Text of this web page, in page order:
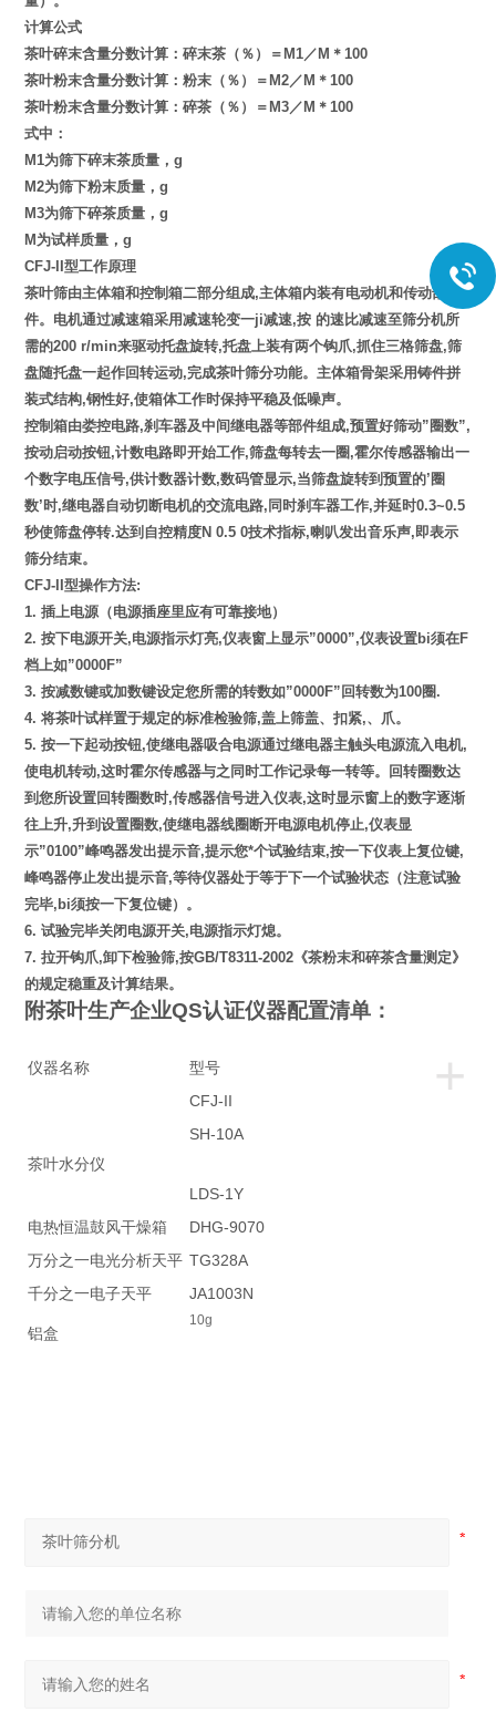
计算公式
茶叶碎末含量分数计算：碎末茶（％）＝M1／M＊100
茶叶粉末含量分数计算：粉末（％）＝M2／M＊100
茶叶粉末含量分数计算：碎茶（％）＝M3／M＊100
式中：
M1为筛下碎末茶质量，g
M2为筛下粉末质量，g
M3为筛下碎茶质量，g
M为试样质量，g
CFJ-II型工作原理
茶叶筛由主体箱和控制箱二部分组成,主体箱内装有电动机和传动部
件。电机通过减速箱采用减速轮变一ji减速,按 的速比减速至筛分机所
需的200 r/min来驱动托盘旋转,托盘上装有两个钩爪,抓住三格筛盘,筛
盘随托盘一起作回转运动,完成茶叶筛分功能。主体箱骨架采用铸件拼
装式结构,钢性好,使箱体工作时保持平稳及低噪声。
控制箱由娄控电路,刹车器及中间继电器等部件组成,预置好筛动”圈数”,
按动启动按钮,计数电路即开始工作,筛盘每转去一圈,霍尔传感器输出一
个数字电压信号,供计数器计数,数码管显示,当筛盘旋转到预置的’圈
数’时,继电器自动切断电机的交流电路,同时刹车器工作,并延时0.3~0.5
秒使筛盘停转.达到自控精度N 0.5 0技术指标,喇叭发出音乐声,即表示
筛分结束。
CFJ-II型操作方法:
1. 插上电源（电源插座里应有可靠接地）
2. 按下电源开关,电源指示灯亮,仪表窗上显示”0000”,仪表设置bi须在F
档上如”0000F”
3. 按减数键或加数键设定您所需的转数如”0000F”回转数为100圈.
4. 将茶叶试样置于规定的标准检验筛,盖上筛盖、扣紧,、爪。
5. 按一下起动按钮,使继电器吸合电源通过继电器主触头电源流入电机,
使电机转动,这时霍尔传感器与之同时工作记录每一转等。回转圈数达
到您所设置回转圈数时,传感器信号进入仪表,这时显示窗上的数字逐渐
往上升,升到设置圈数,使继电器线圈断开电源电机停止,仪表显
示”0100”峰鸣器发出提示音,提示您*个试验结束,按一下仪表上复位键,
峰鸣器停止发出提示音,等待仪器处于等于下一个试验状态（注意试验
完毕,bi须按一下复位键）。
6. 试验完毕关闭电源开关,电源指示灯熄。
7. 拉开钩爪,卸下检验筛,按GB/T8311-2002《茶粉末和碎茶含量测定》
的规定稳重及计算结果。
附茶叶生产企业QS认证仪器配置清单：
+
仪器名称
型号
CFJ-II
茶叶水分仪
SH-10A
LDS-1Y
电热恒温鼓风干燥箱
DHG-9070
万分之一电光分析天平 TG328A
千分之一电子天平
JA1003N
铝盒
10g